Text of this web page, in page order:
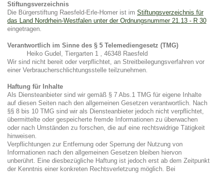
Stiftungsverzeichnis
Die Bürgerstiftung Raesfeld-Erle-Homer ist im Stiftungsverzeichnis für
das Land Nordrhein-Westfalen unter der Ordnungsnummer 21.13 - R 30
eingetragen.
Verantwortlich im Sinne des § 5 Telemediengesetz (TMG)
Heiko Gudel, Tiergarten 1 , 46348 Raesfeld
Wir sind nicht bereit oder verpflichtet, an Streitbeilegungsverfahren vor
einer Verbraucherschlichtungsstelle teilzunehmen.
Haftung für Inhalte
Als Diensteanbieter sind wir gemäß § 7 Abs.1 TMG für eigene Inhalte
auf diesen Seiten nach den allgemeinen Gesetzen verantwortlich. Nach
§§ 8 bis 10 TMG sind wir als Diensteanbieter jedoch nicht verpflichtet,
übermittelte oder gespeicherte fremde Informationen zu überwachen
oder nach Umständen zu forschen, die auf eine rechtswidrige Tätigkeit
hinweisen.
Verpflichtungen zur Entfernung oder Sperrung der Nutzung von
Informationen nach den allgemeinen Gesetzen bleiben hiervon
unberührt. Eine diesbezügliche Haftung ist jedoch erst ab dem Zeitpunkt
der Kenntnis einer konkreten Rechtsverletzung möglich. Bei